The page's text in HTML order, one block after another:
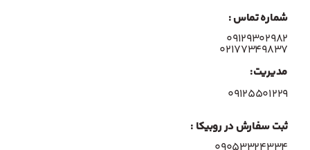
شماره تماس :
۰۹۱۲۹۳۰۲۹۸۲
۰۲۱۷۷۳۴۹۸۳۷
مدیریت:
۰۹۱۲۵۵۰۱۲۲۹
ثبت سفارش در روبیکا :